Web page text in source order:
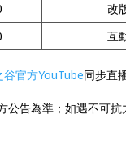
改
互
谷官方YouTube同步直
公告為準；如遇不可抗